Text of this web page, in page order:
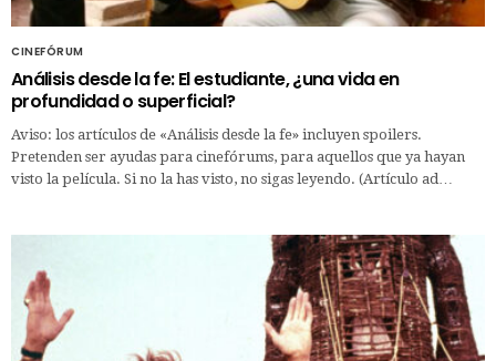
CINEFÓRUM
Análisis desde la fe: El estudiante, ¿una vida en
profundidad o superficial?
Aviso: los artículos de «Análisis desde la fe» incluyen spoilers.
Pretenden ser ayudas para cinefórums, para aquellos que ya hayan
visto la película. Si no la has visto, no sigas leyendo. (Artículo ad…